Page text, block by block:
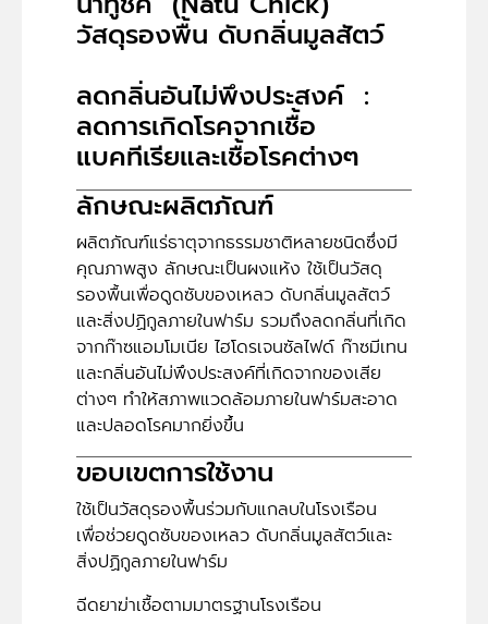
วัสดุรองพื้น ดับกลิ่นมูลสัตว์
ลดกลิ่นอันไม่พึงประสงค์ :
ลดการเกิดโรคจากเชื้อ
แบคทีเรียและเชื้อโรคต่างๆ
ลักษณะผลิตภัณฑ์
ผลิตภัณฑ์แร่ธาตุจากธรรมชาติหลายชนิดซึ่งมี
คุณภาพสูง ลักษณะเป็นผงแห้ง ใช้เป็นวัสดุ
รองพื้นเพื่อดูดซับของเหลว ดับกลิ่นมูลสัตว์
และสิ่งปฏิกูลภายในฟาร์ม รวมถึงลดกลิ่นที่เกิด
จากก๊าซแอมโมเนีย ไฮโดรเจนซัลไฟด์ ก๊าซมีเทน
และกลิ่นอันไม่พึงประสงค์ที่เกิดจากของเสีย
ต่างๆ ทำให้สภาพแวดล้อมภายในฟาร์มสะอาด
และปลอดโรคมากยิ่งขึ้น
ขอบเขตการใช้งาน
ใช้เป็นวัสดุรองพื้นร่วมกับแกลบในโรงเรือน
เพื่อช่วยดูดซับของเหลว ดับกลิ่นมูลสัตว์และ
สิ่งปฏิกูลภายในฟาร์ม
ฉีดยาฆ่าเชื้อตามมาตรฐานโรงเรือน